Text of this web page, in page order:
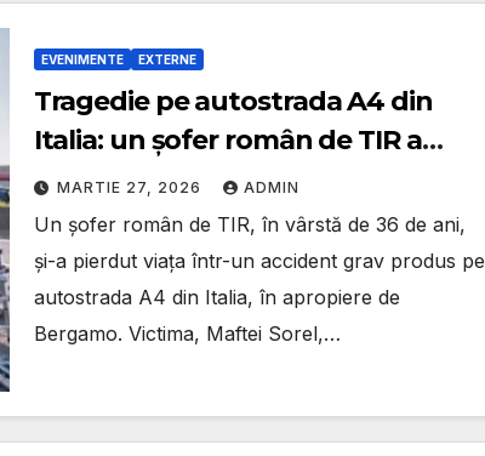
EVENIMENTE EXTERNE
Tragedie pe autostrada A4 din
Italia: un șofer român de TIR a
murit după impactul cu o cisternă
încărcată cu substanțe corozive
MARTIE 27, 2026 ADMIN
Un șofer român de TIR, în vârstă de 36 de ani,
și-a pierdut viața într-un accident grav produs pe
autostrada A4 din Italia, în apropiere de
Bergamo. Victima, Maftei Sorel,…